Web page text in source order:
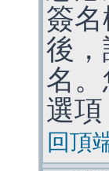
簽
後
名
選
回頂